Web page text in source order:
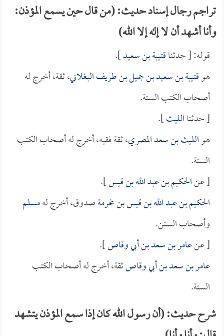
تراجم رجال إسناد حديث: (من قال حين يسمع المؤذن:
وأنا أشهد أن لا إله إلا الله)
قوله: [ حدثناقتيبة بن سعيد].
هوقتيبة بن سعيد بن جميل بن طريف البغلاني، ثقة، أخرج له
أصحاب الكتب الستة.
[ حدثناالليث].
هوالليث بن سعد المصري، ثقة فقيه، أخرج له أصحاب الكتب
الستة.
[ عنالحكيم بن عبد الله بن قيس].
الحكيم بن عبد الله بن قيس بن مخرمةصدوق، أخرج لهمسلم
وأصحاب السنن.
[ عنعامر بن سعد بن أبي وقاص].
عامر بن سعد بن أبي وقاصثقة، أخرج له أصحاب الكتب
الستة.
شرح حديث: (أن رسول الله كان إذا سمع المؤذن يتشهد